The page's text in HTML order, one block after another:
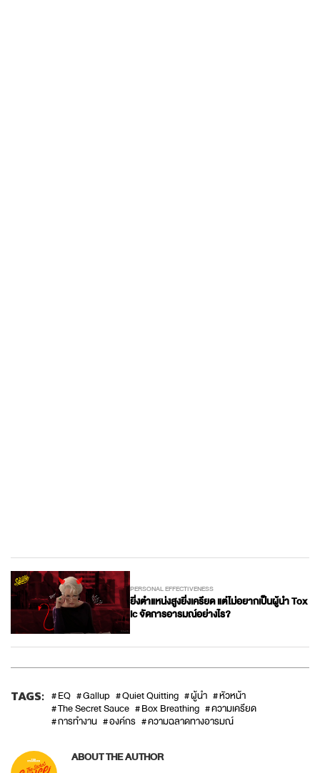
PERSONAL EFFECTIVENESS
ยิ่งตำแหน่งสูงยิ่งเครียด แต่ไม่อยากเป็นผู้นำ Tox
ic จัดการอารมณ์อย่างไร?
TAGS: EQ Gallup Quiet Quitting ผู้นำ
หัวหน้า
The Secret Sauce
Box Breathing
ความเครียด
การทำงาน
องค์กร ความฉลาดทางอารมณ์
ABOUT THE AUTHOR